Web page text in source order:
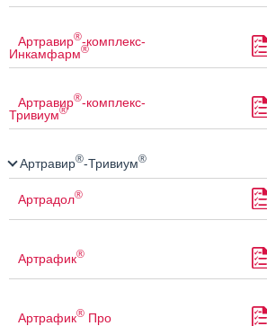
Артравир®-комплекс-
Инкамфарм®
Артравир®-комплекс-
Тривиум®
Артравир®-Тривиум®
Артрадол®
Артрафик®
Артрафик® Про